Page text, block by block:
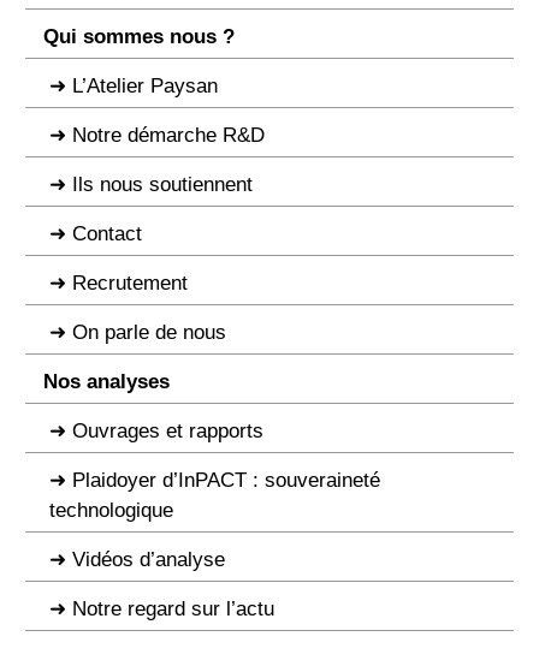
Qui sommes nous ?
L’Atelier Paysan
Notre démarche R&D
Ils nous soutiennent
Contact
Recrutement
On parle de nous
Nos analyses
Ouvrages et rapports
Plaidoyer d’InPACT : souveraineté
technologique
Vidéos d’analyse
Notre regard sur l’actu